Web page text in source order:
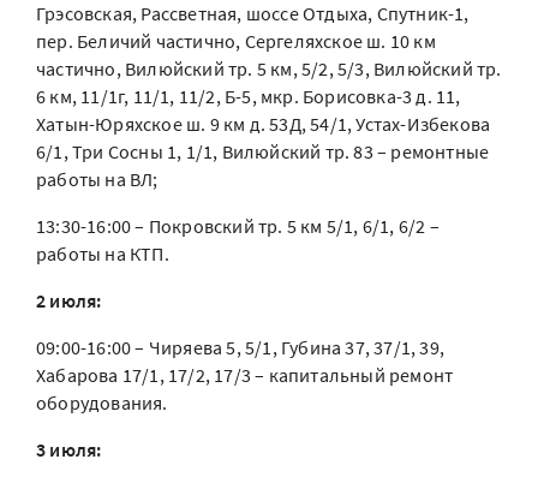
Грэсовская, Рассветная, шоссе Отдыха, Спутник-1,
пер. Беличий частично, Сергеляхское ш. 10 км
частично, Вилюйский тр. 5 км, 5/2, 5/3, Вилюйский тр.
6 км, 11/1г, 11/1, 11/2, Б-5, мкр. Борисовка-3 д. 11,
Хатын-Юряхское ш. 9 км д. 53Д, 54/1, Устах-Избекова
6/1, Три Сосны 1, 1/1, Вилюйский тр. 83 – ремонтные
работы на ВЛ;
13:30-16:00 – Покровский тр. 5 км 5/1, 6/1, 6/2 –
работы на КТП.
2 июля:
09:00-16:00 – Чиряева 5, 5/1, Губина 37, 37/1, 39,
Хабарова 17/1, 17/2, 17/3 – капитальный ремонт
оборудования.
3 июля: